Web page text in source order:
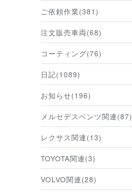
ご依頼作業(381)
注文販売車両(68)
コーティング(76)
日記(1089)
お知らせ(196)
メルセデスベンツ関連(87)
レクサス関連(13)
TOYOTA関連(3)
VOLVO関連(28)